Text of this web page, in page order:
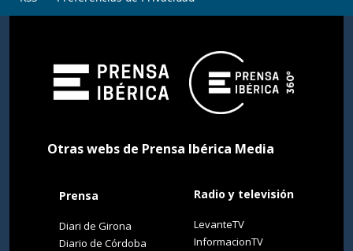
Otras webs de Prensa Ibérica Media
Prensa
Diari de Girona
Diario de Córdoba
Radio y televisión
LevanteTV
InformacionTV